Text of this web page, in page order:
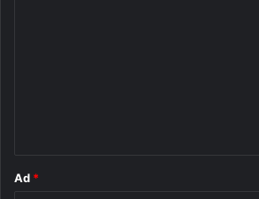
Ad *